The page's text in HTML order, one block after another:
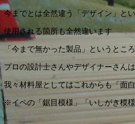
今までとは全然違う「デザイン」と
使用される箇所も全然違います
「今まで無かった製品」というとこ
プロの設計士さんやデザイナーさん
我々材料屋としてはこれからも「面
※イペの「鋸目模様」「いしがき模